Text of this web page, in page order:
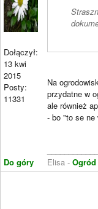
Dołączył:
13 kwi
2015
Posty:
11331
Do góry
Na
przydatne w
ale również
- bo "to se ne
Elisa -